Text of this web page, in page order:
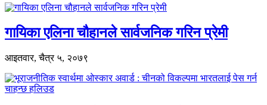
गायिका एलिना चौहानले सार्वजनिक गरिन प्रेमी
आइतवार, चैत्र ५, २०७९